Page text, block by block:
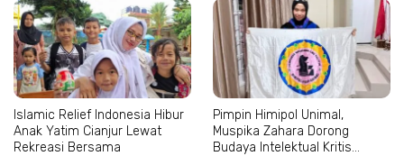
Islamic Relief Indonesia Hibur
Anak Yatim Cianjur Lewat
Rekreasi Bersama
Pimpin Himipol Unimal,
Muspika Zahara Dorong
Budaya Intelektual Kritis